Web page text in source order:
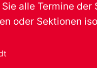
alle Termine
oder Sektionen